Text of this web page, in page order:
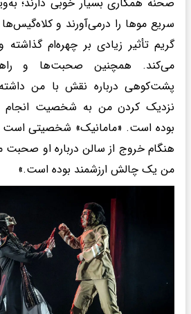
سریع موها را درمی‌آورند و
گریم تأثیر زیادی بر چهره‌ام گذاشته
می‌کند. همچنین صحبت‌ها و
پشت‌کوهی درباره نقش با من
نزدیک کردن من به شخصیت انجام
بوده است. «مامانیک» شخصیتی است
هنگام خروج از سالن درباره او صحبت
من یک چالش ارزشمند بوده است.»